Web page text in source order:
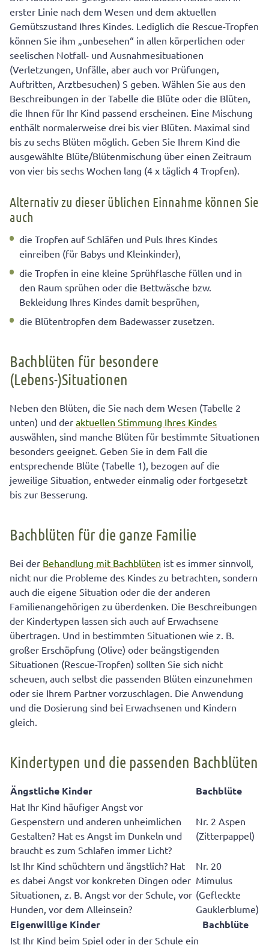
erster Linie nach dem Wesen und dem aktuellen
Gemütszustand Ihres Kindes. Lediglich die Rescue-Tropfen
können Sie ihm „unbesehen“ in allen körperlichen oder
seelischen Notfall- und Ausnahmesituationen
(Verletzungen, Unfälle, aber auch vor Prüfungen,
Auftritten, Arztbesuchen) S geben. Wählen Sie aus den
Beschreibungen in der Tabelle die Blüte oder die Blüten,
die Ihnen für Ihr Kind passend erscheinen. Eine Mischung
enthält normalerweise drei bis vier Blüten. Maximal sind
bis zu sechs Blüten möglich. Geben Sie Ihrem Kind die
ausgewählte Blüte/Blütenmischung über einen Zeitraum
von vier bis sechs Wochen lang (4 x täglich 4 Tropfen).
Alternativ zu dieser üblichen Einnahme können Sie
auch
die Tropfen auf Schläfen und Puls Ihres Kindes
einreiben (für Babys und Kleinkinder),
die Tropfen in eine kleine Sprühflasche füllen und in
den Raum sprühen oder die Bettwäsche bzw.
Bekleidung Ihres Kindes damit besprühen,
die Blütentropfen dem Badewasser zusetzen.
Bachblüten für besondere
(Lebens-)Situationen
Neben den Blüten, die Sie nach dem Wesen (Tabelle 2
unten) und der aktuellen Stimmung Ihres Kindes
auswählen, sind manche Blüten für bestimmte Situationen
besonders geeignet. Geben Sie in dem Fall die
entsprechende Blüte (Tabelle 1), bezogen auf die
jeweilige Situation, entweder einmalig oder fortgesetzt
bis zur Besserung.
Bachblüten für die ganze Familie
Bei der Behandlung mit Bachblüten ist es immer sinnvoll,
nicht nur die Probleme des Kindes zu betrachten, sondern
auch die eigene Situation oder die der anderen
Familienangehörigen zu überdenken. Die Beschreibungen
der Kindertypen lassen sich auch auf Erwachsene
übertragen. Und in bestimmten Situationen wie z. B.
großer Erschöpfung (Olive) oder beängstigenden
Situationen (Rescue-Tropfen) sollten Sie sich nicht
scheuen, auch selbst die passenden Blüten einzunehmen
oder sie Ihrem Partner vorzuschlagen. Die Anwendung
und die Dosierung sind bei Erwachsenen und Kindern
gleich.
Kindertypen und die passenden Bachblüten
Ängstliche Kinder Bachblüte
Hat Ihr Kind häufiger Angst vor
Gespenstern und anderen unheimlichen
Gestalten? Hat es Angst im Dunkeln und
braucht es zum Schlafen immer Licht?
Nr. 2 Aspen
(Zitterpappel)
Ist Ihr Kind schüchtern und ängstlich? Hat
es dabei Angst vor konkreten Dingen oder
Situationen, z. B. Angst vor der Schule, vor
Hunden, vor dem Alleinsein?
Nr. 20
Mimulus
(Gefleckte
Gauklerblume)
Eigenwillige Kinder Bachblüte
Ist Ihr Kind beim Spiel oder in der Schule ein